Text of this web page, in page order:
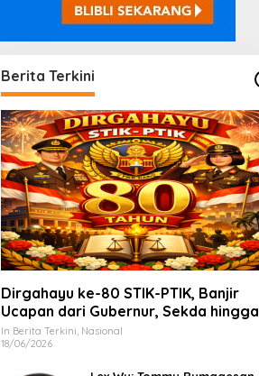
Berita Terkini
Dirgahayu ke-80 STIK-PTIK, Banjir
Ucapan dari Gubernur, Sekda hingga
Kapolda.
In Berita Terkini, Nasional
18/06/2026